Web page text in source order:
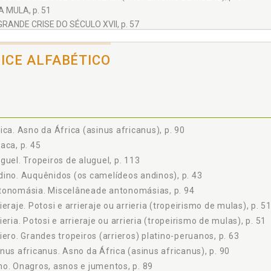
MULA, p. 51
CRISE DO SÉCULO XVII, p. 57
GRANDES TROPEIROS (ARRIEROS) PLATINO-PERUANOS, p. 63
CRISTÓVÃO DE MENDOZA Y ORELLANA, p. 64
HISPANO - LUSO-QUICHURUNA, p. 71
(I), p. 85
II TROPEIRISMO PLATINOBRASILEIRO, p. 87
- ASNOS E JUMENTOS, p. 89
ONAGRO (ASINUS ONAGER), p. 89
DA ÁFRICA ( ASINUS AFRICANUS), p. 90
DOMÉSTICO (ASINUS VULGARIS), p. 90
JUMENTO E A JUMENTA, p. 91
p. 93
p. 93
ALFABÉTICO
Asno da África (asinus africanus), p. 90
p. 45
Tropeiros de aluguel, p. 113
Auquênidos (os camelídeos andinos), p. 43
Miscelâneade antonomásias, p. 94
Potosi e arrieraje ou arrieria (tropeirismo de mulas), p. 51
Potosi e arrieraje ou arrieria (tropeirismo de mulas), p. 51
Grandes tropeiros (arrieros) platino-peruanos, p. 63
africanus. Asno da África (asinus africanus), p. 90
Onagros, asnos e jumentos, p. 89